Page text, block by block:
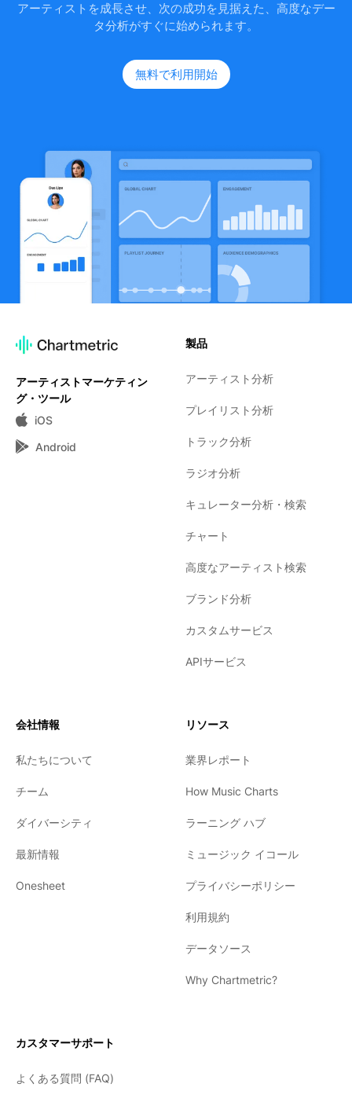
アーティストを成長させ、次の成功を見据えた、高度なデー
タ分析がすぐに始められます。
無料で利用開始
アーティストマーケティン
グ・ツール
iOS
Android
製品
アーティスト分析
プレイリスト分析
トラック分析
ラジオ分析
キュレーター分析・検索
チャート
高度なアーティスト検索
ブランド分析
カスタムサービス
APIサービス
会社情報
私たちについて
チーム
ダイバーシティ
最新情報
Onesheet
リソース
業界レポート
How Music Charts
ラーニング ハブ
ミュージック イコール
プライバシーポリシー
利用規約
データソース
Why Chartmetric?
カスタマーサポート
よくある質問 (FAQ)
한국어